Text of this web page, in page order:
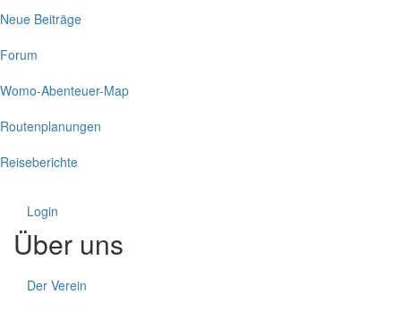
Neue Beiträge
Forum
Womo-Abenteuer-Map
Routenplanungen
Reiseberichte
Login
Über uns
Der Verein